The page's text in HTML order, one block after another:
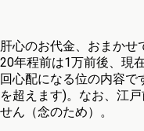
肝心のお代金、おまかせ
20年程前は1万前後、現
回心配になる位の内容で
を超えます)。なお、江
せん（念のため）。